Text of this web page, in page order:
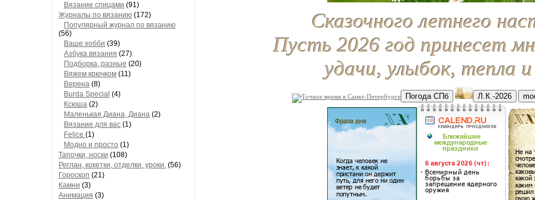
Вязание спицами (91)
Журналы по вязанию (172)
Популярный журнал по вязанию
(56)
Ваше хобби (39)
Азбука вязания (27)
Подборка, разные (20)
Вяжем крючком (11)
Верена (8)
Burda Special (4)
Ксюша (2)
Маленькая Диана, Диана (2)
Вязание для вас (1)
Felice (1)
Модно и просто (1)
Тапочки, носки (108)
Реглан, кокетки, отделки, уроки. (56)
Гороскоп (21)
Камни (3)
Анимация (3)
Сказочного летнего
Пусть 2026 год принесет
удачи, улыбок, тепла
Погода СПб Л.К.-2026